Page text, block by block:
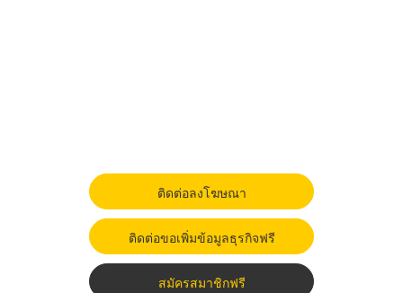
ติดต่อลงโฆษณา
ติดต่อขอเพิ่มข้อมูลธุรกิจฟรี
สมัครสมาชิกฟรี